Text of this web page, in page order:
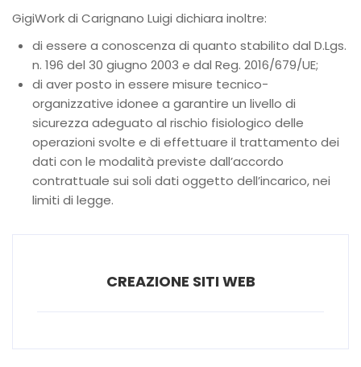
GigiWork di Carignano Luigi dichiara inoltre:
di essere a conoscenza di quanto stabilito dal D.Lgs.
n. 196 del 30 giugno 2003 e dal Reg. 2016/679/UE;
di aver posto in essere misure tecnico-
organizzative idonee a garantire un livello di
sicurezza adeguato al rischio fisiologico delle
operazioni svolte e di effettuare il trattamento dei
dati con le modalità previste dall’accordo
contrattuale sui soli dati oggetto dell’incarico, nei
limiti di legge.
CREAZIONE SITI WEB